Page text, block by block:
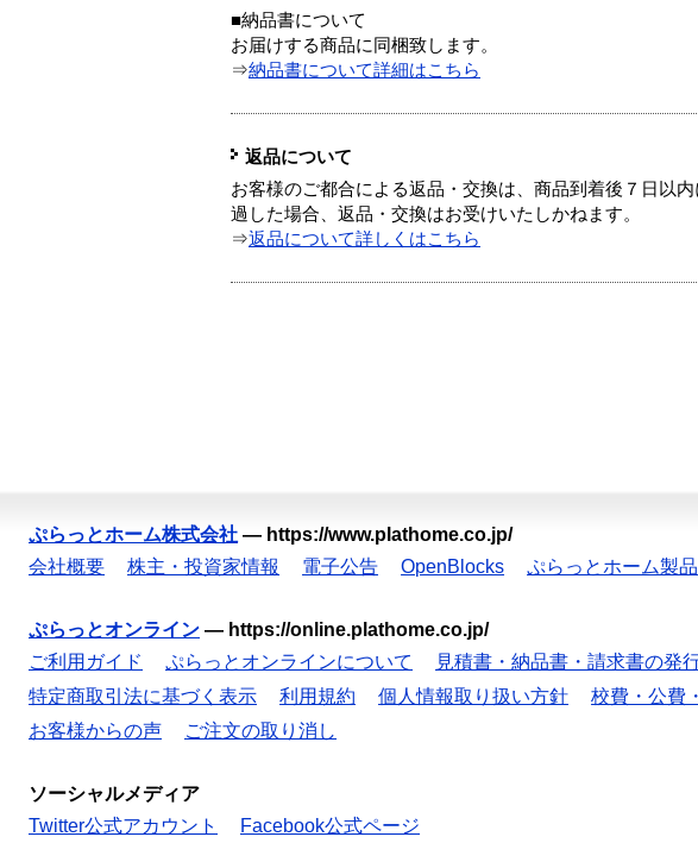
■納品書について
お届けする商品に同梱致します。
⇒納品書について詳細はこちら
返品について
お客様のご都合による返品・交換は、商品到着後７日以
過した場合、返品・交換はお受けいたしかねます。
⇒返品について詳しくはこちら
ぷらっとホーム株式会社 — https://www.plathome.co.jp/
会社概要
株主・投資家情報 電子公告 OpenBlocks ぷらっとホーム製品
ぷらっとオンライン — https://online.plathome.co.jp/
ご利用ガイド
ぷらっとオンラインについて 見積書・納品書・請求書の発
特定商取引法に基づく表示
利用規約 個人情報取り扱い方針 校費・公費
お客様からの声
ご注文の取り消し
ソーシャルメディア
Twitter公式アカウント
Facebook公式ページ